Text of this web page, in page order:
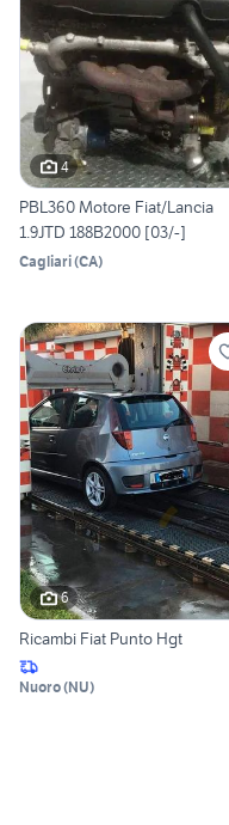
4
PBL360 Motore Fiat/Lancia
1.9JTD 188B2000 [03/-]
Cagliari(CA)
6
Ricambi Fiat Punto Hgt
Nuoro(NU)